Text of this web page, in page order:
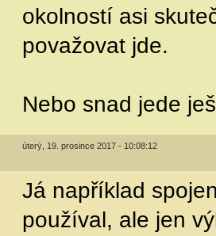
okolností asi
považovat jde.
Nebo snad jede
úterý, 19. prosince 2017 - 10:08:12
Já například
používal, ale jen